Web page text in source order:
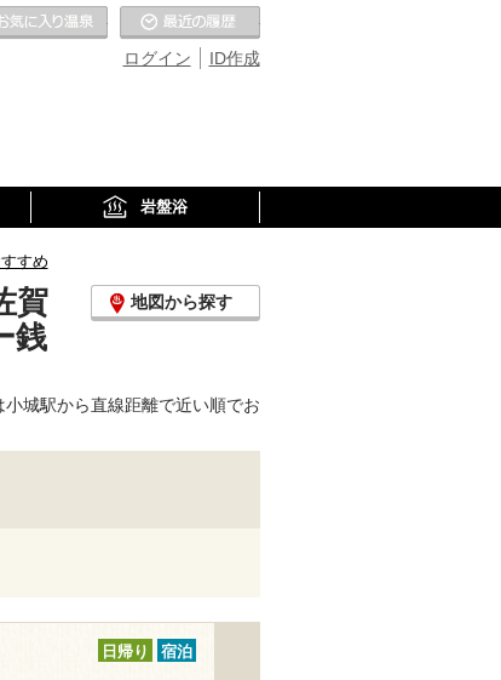
ID作成
ログイン
お気に入りの温泉
岩盤浴
すめ
賀
銭
地図から探す
城駅から直線距離で近い順でお
日帰り 宿泊